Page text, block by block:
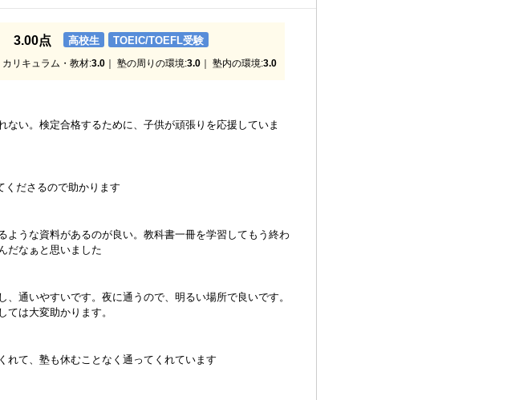
3.00点 高校生 TOEIC/TOEFL受験
カリキュラム・教材:3.0 ｜ 塾の周りの環境:3.0 ｜ 塾内の環境:3.0
ない。検定合格するために、子供が頑張りを応援していま
くださるので助かります
ような資料があるのが良い。教科書一冊を学習してもう終わ
だなぁと思いました
、通いやすいです。夜に通うので、明るい場所で良いです。
ては大変助かります。
れて、塾も休むことなく通ってくれています